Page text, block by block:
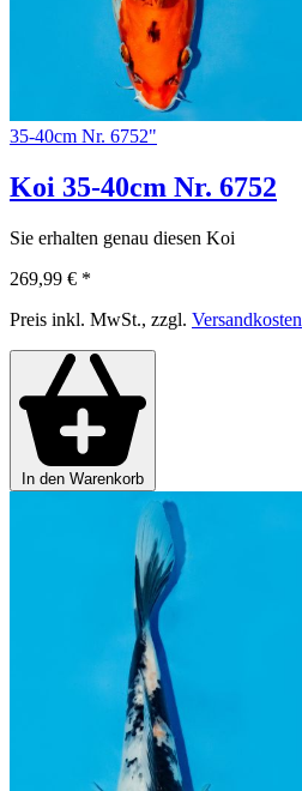
35-40cm Nr. 6752"
Koi 35-40cm Nr. 6752
Sie erhalten genau diesen Koi
269,99 € *
Preis inkl. MwSt., zzgl. Versandkosten
In den Warenkorb